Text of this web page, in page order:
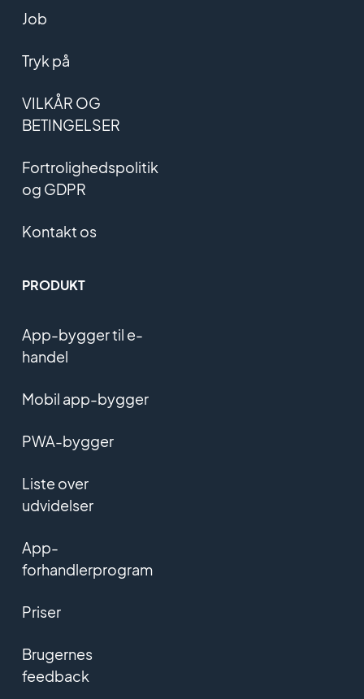
Job
Tryk på
VILKÅR OG
BETINGELSER
Fortrolighedspolitik
og GDPR
Kontakt os
PRODUKT
App-bygger til e-
handel
Mobil app-bygger
PWA-bygger
Liste over
udvidelser
App-
forhandlerprogram
Priser
Brugernes
feedback